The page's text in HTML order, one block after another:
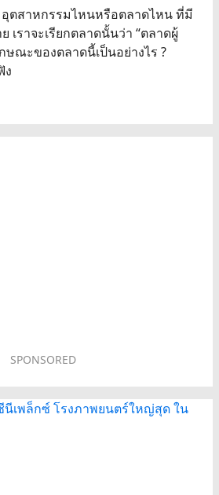
อุตสาหกรรมไหนหรือตลาดไหน ที่มี
เราจะเรียกตลาดนั้นว่า “ตลาดผู้
ษณะของตลาดนี้เป็นอย่างไร ?
ง
SPONSORED